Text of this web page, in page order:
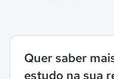
Quer saber
estudo na sua